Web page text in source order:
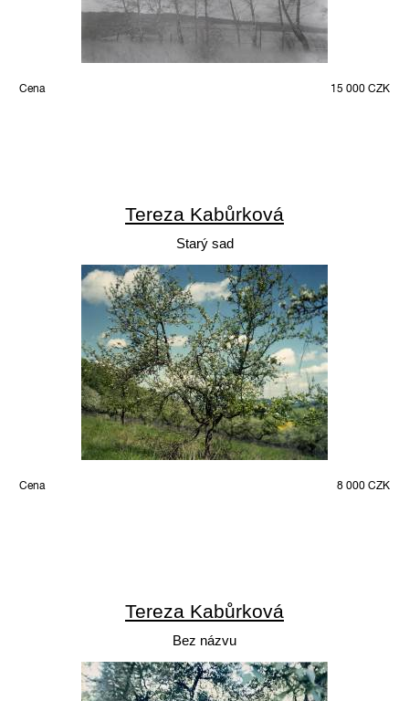
Cena 15 000 CZK
Tereza Kabůrková
Starý sad
Cena 8 000 CZK
Tereza Kabůrková
Bez názvu